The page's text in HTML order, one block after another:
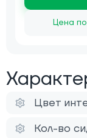
Цена
Цвет
Кол-во